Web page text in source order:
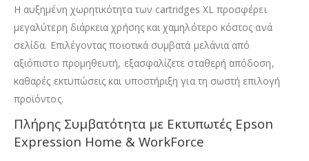
Η αυξημένη χωρητικότητα των cartridges XL προσφέρει
μεγαλύτερη διάρκεια χρήσης και χαμηλότερο κόστος ανά
σελίδα. Επιλέγοντας ποιοτικά συμβατά μελάνια από
αξιόπιστο προμηθευτή, εξασφαλίζετε σταθερή απόδοση,
καθαρές εκτυπώσεις και υποστήριξη για τη σωστή επιλογή
προϊόντος.
Πλήρης Συμβατότητα με Εκτυπωτές Epson
Expression Home & WorkForce